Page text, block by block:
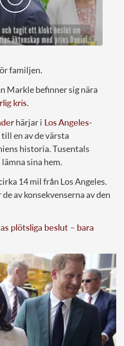
familjen.
Markle befinner sig nära
kris.
härjar i Los Angeles-
en av de värsta
historia. Tusentals
sina hem.
14 mil från Los Angeles.
av konsekvenserna av den
plötsliga beslut – bara